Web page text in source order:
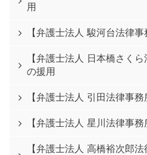
用
【弁護士法人 駿河台法律
【弁護士法人 日本橋さく
の援用
【弁護士法人 引田法律事
【弁護士法人 星川法律事
【弁護士法人 高橋裕次郎